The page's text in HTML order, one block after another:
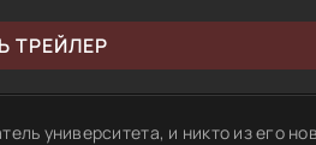
ТРЕЙЛЕР
университета, и никто из его